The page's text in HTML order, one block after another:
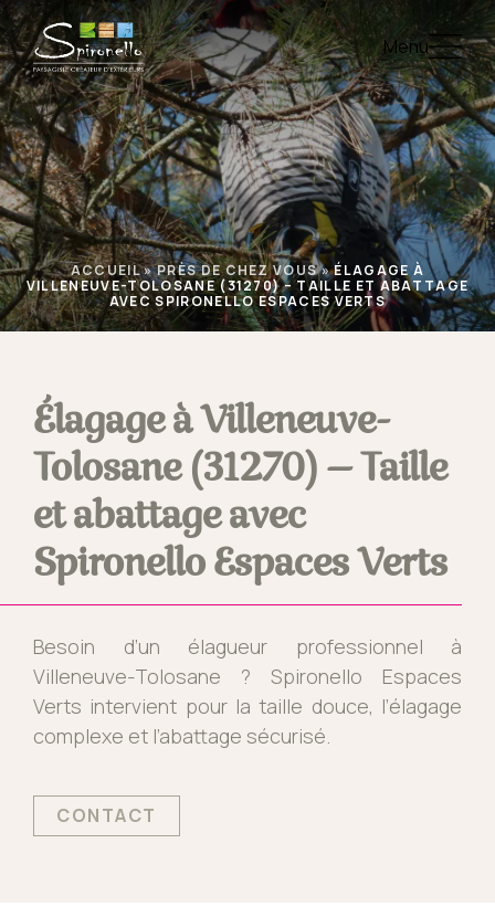
Menu
ACCUEIL»PRÈS DE CHEZ VOUS»ÉLAGAGE À
VILLENEUVE-TOLOSANE (31270) – TAILLE ET ABATTAGE
AVEC SPIRONELLO ESPACES VERTS
Élagage à Villeneuve-
Tolosane (31270) – Taille
et abattage avec
Spironello Espaces Verts
Besoin d’un élagueur professionnel à
Villeneuve-Tolosane ? Spironello Espaces
Verts intervient pour la taille douce, l’élagage
complexe et l’abattage sécurisé.
CONTACT